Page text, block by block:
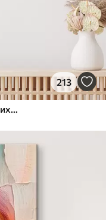
213
абстрактний букет півоній в рожевих тонах